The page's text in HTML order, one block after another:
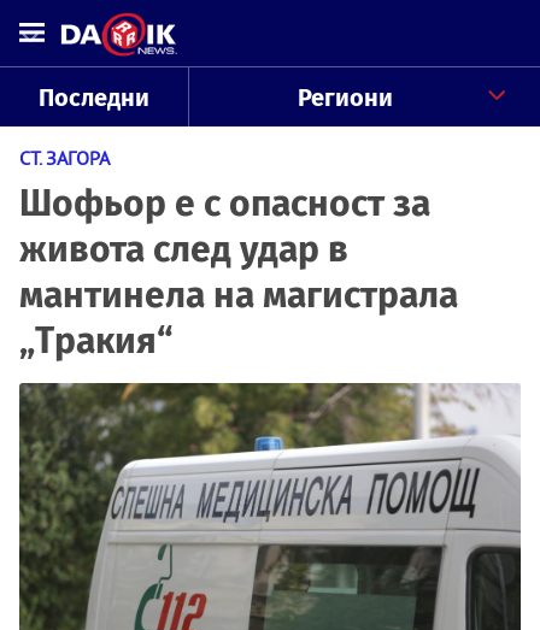
Последни Региони
СТ. ЗАГОРА
Шофьор е с опасност за
живота след удар в
мантинела на магистрала
„Тракия“